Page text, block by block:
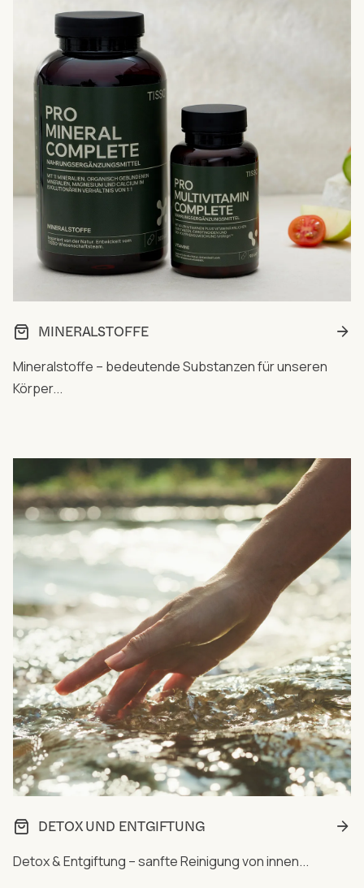
MINERALSTOFFE
Mineralstoffe – bedeutende Substanzen für unseren
Körper...
DETOX UND ENTGIFTUNG
Detox & Entgiftung – sanfte Reinigung von innen...